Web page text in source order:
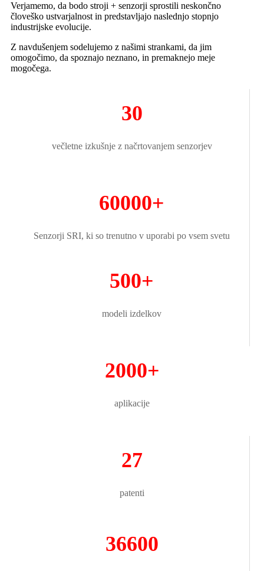
Verjamemo, da bodo stroji + senzorji sprostili neskončno
človeško ustvarjalnost in predstavljajo naslednjo stopnjo
industrijske evolucije.
Z navdušenjem sodelujemo z našimi strankami, da jim
omogočimo, da spoznajo neznano, in premaknejo meje
mogočega.
30
večletne izkušnje z načrtovanjem senzorjev
60000+
Senzorji SRI, ki so trenutno v uporabi po vsem svetu
500+
modeli izdelkov
2000+
aplikacije
27
patenti
36600